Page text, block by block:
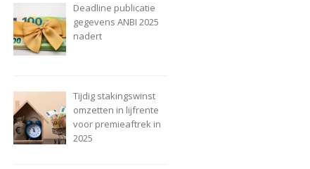
Deadline publicatie
gegevens ANBI 2025
nadert
Tijdig stakingswinst
omzetten in lijfrente
voor premieaftrek in
2025